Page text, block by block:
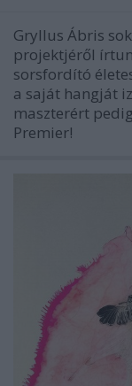
Gryllus Ábris
projektjéről
sorsfordító
a saját hangját
maszterért
Premier!